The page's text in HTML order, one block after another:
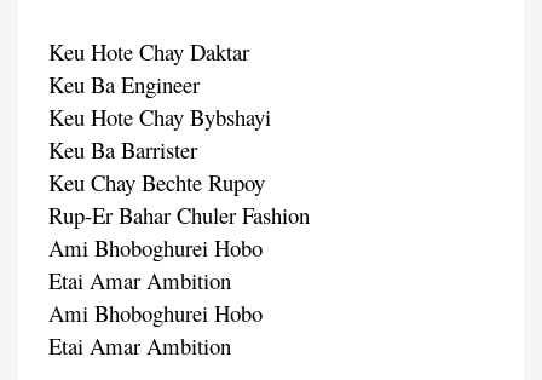
Keu Hote Chay Daktar
Keu Ba Engineer
Keu Hote Chay Bybshayi
Keu Ba Barrister
Keu Chay Bechte Rupoy
Rup-Er Bahar Chuler Fashion
Ami Bhoboghurei Hobo
Etai Amar Ambition
Ami Bhoboghurei Hobo
Etai Amar Ambition